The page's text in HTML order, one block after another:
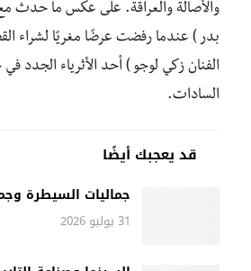
والأصالة والعراقة. على عكس ما حدث
بدر ) عندما رفضت عرضًا مغريًا لشراء
الفنان زكي لوجو ) أحد الأثرياء الجدد
السادات.
قد يعجبك أيضًا
جماليات السيطرة
31 يوليو 2026